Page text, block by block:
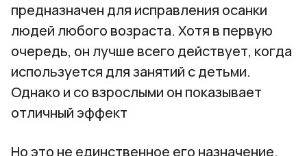
предназначен для исправления осанки
людей любого возраста. Хотя в первую
очередь, он лучше всего действует, когда
используется для занятий с детьми.
Однако и со взрослыми он показывает
отличный эффект
Но это не единственное его назначение.